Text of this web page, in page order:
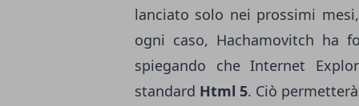
lanciato solo nei prossimi
ogni caso, Hachamovitch ha
spiegando che Internet
standard Html 5. Ciò